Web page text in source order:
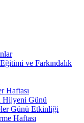
ve Farkındalık
Haftası
Hijyeni Günü
Günü Etkinliği
Haftası